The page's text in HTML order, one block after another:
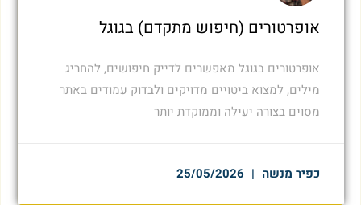
אופרטורים (חיפוש מתקדם) בגוגל
אופרטורים בגוגל מאפשרים לדייק חיפושים, להחריג
מילים, למצוא ביטויים מדויקים ולבדוק עמודים באתר
מסוים בצורה יעילה וממוקדת יותר
כפיר מנשה